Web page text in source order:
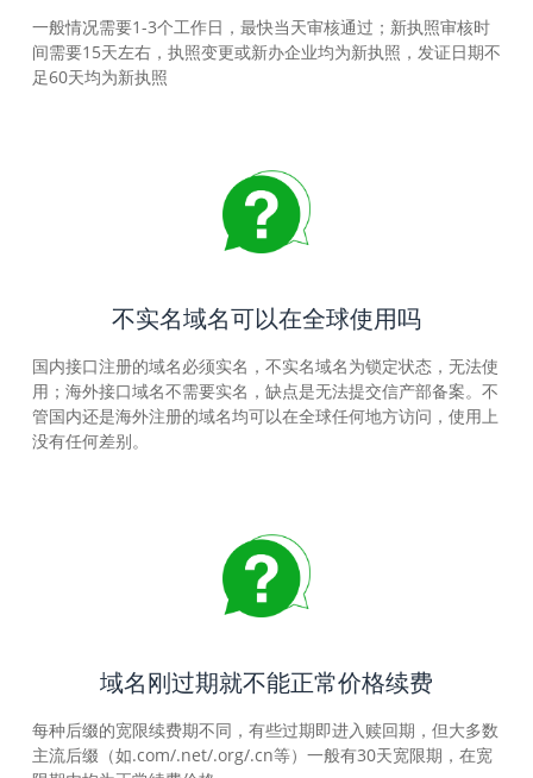
一般情况需要1-3个工作日，最快当天审核通过；新执照审核时
间需要15天左右，执照变更或新办企业均为新执照，发证日期不
足60天均为新执照
不实名域名可以在全球使用吗
国内接口注册的域名必须实名，不实名域名为锁定状态，无法使
用；海外接口域名不需要实名，缺点是无法提交信产部备案。不
管国内还是海外注册的域名均可以在全球任何地方访问，使用上
没有任何差别。
域名刚过期就不能正常价格续费
每种后缀的宽限续费期不同，有些过期即进入赎回期，但大多数
主流后缀（如.com/.net/.org/.cn等）一般有30天宽限期，在宽